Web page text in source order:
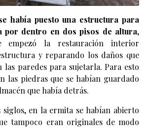
había puesto una estructura para
por dentro en dos pisos de altura,
la restauración interior
y reparando los daños que
las paredes para sujetarla. Para esto
las piedras que se habían guardado
que había detrás.
en la ermita se habían abierto
tampoco eran originales de modo